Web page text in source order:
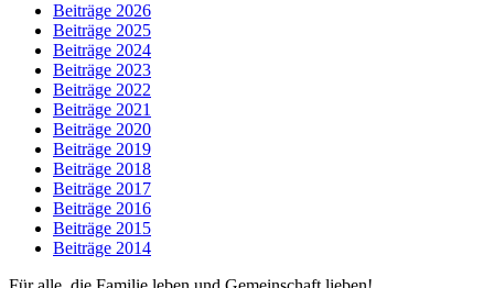
Beiträge 2026
Beiträge 2025
Beiträge 2024
Beiträge 2023
Beiträge 2022
Beiträge 2021
Beiträge 2020
Beiträge 2019
Beiträge 2018
Beiträge 2017
Beiträge 2016
Beiträge 2015
Beiträge 2014